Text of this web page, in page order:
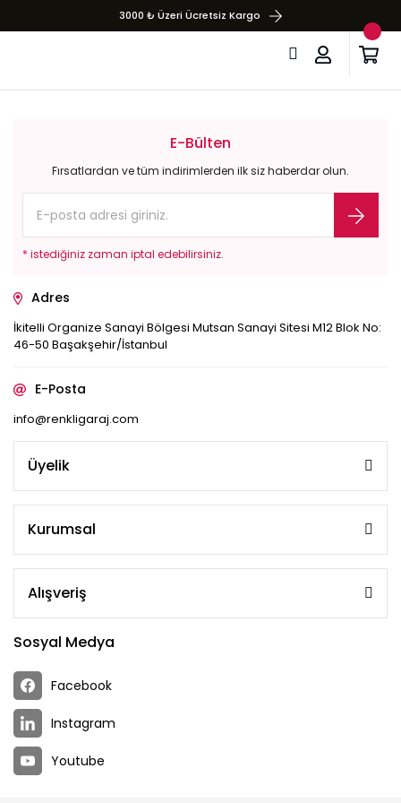
3000 ₺ Üzeri Ücretsiz Kargo
E-Bülten
Fırsatlardan ve tüm indirimlerden ilk siz haberdar olun.
* istediğiniz zaman iptal edebilirsiniz.
Adres
İkitelli Organize Sanayi Bölgesi Mutsan Sanayi Sitesi M12 Blok No:
46-50 Başakşehir/İstanbul
E-Posta
info@renkligaraj.com
Üyelik
Kurumsal
Alışveriş
Sosyal Medya
Facebook
Instagram
Youtube